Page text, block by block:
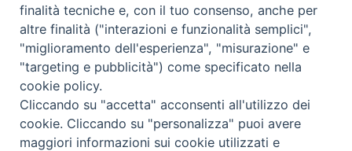
Si avvisano gli studenti che, come da
calendario accademico, la prossima
settimana (da Mercoledì 04/12 a Venerdì
06/12/2019)le lezioni saranno sospese
La Segreteria resterà aperta dalle ore 14.00
alle ore 17.00
finalità tecniche e, con il tuo consenso, anche per
altre finalità ("interazioni e funzionalità semplici",
"miglioramento dell'esperienza", "misurazione" e
"targeting e pubblicità") come specificato nella
cookie policy.
Cliccando su "accetta" acconsenti all'utilizzo dei
cookie. Cliccando su "personalizza" puoi avere
maggiori informazioni sui cookie utilizzati e